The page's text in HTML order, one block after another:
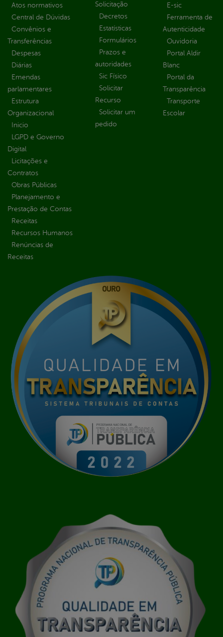
Atos normativos
Central de Dúvidas
Convênios e
Transferências
Despesas
Diárias
Emendas
parlamentares
Estrutura
Organizacional
Inicio
LGPD e Governo
Digital
Licitações e
Contratos
Obras Públicas
Planejamento e
Prestação de Contas
Receitas
Recursos Humanos
Renúncias de
Receitas
Solicitação
Decretos
Estatísticas
Formulários
Prazos e
autoridades
Sic Físico
Solicitar
Recurso
Solicitar um
pedido
E-sic
Ferramenta de
Autenticidade
Ouvidoria
Portal Aldir
Blanc
Portal da
Transparência
Transporte
Escolar